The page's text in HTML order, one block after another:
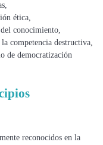
ética,
conocimiento,
competencia destructiva,
de democratización
reconocidos en la